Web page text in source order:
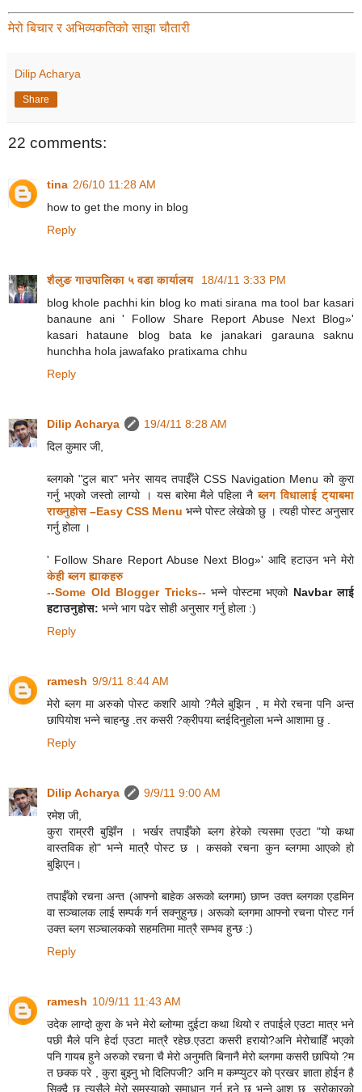
मेरो बिचार र अभिव्यकतिको साझा चौतारी
Dilip Acharya
Share
22 comments:
tina 2/6/10 11:28 AM
how to get the mony in blog
Reply
शैलुङ गाउपालिका ५ वडा कार्यालय
18/4/11 3:33 PM
blog khole pachhi kin blog ko mati sirana ma tool bar kasari
banaune ani ' Follow Share Report Abuse Next Blog»'
kasari hataune blog bata ke janakari garauna saknu
hunchha hola jawafako pratixama chhu
Reply
Dilip Acharya
19/4/11 8:28 AM
दिल कुमार जी,
ब्लगको "टुल बार" भनेर सायद तपाईँले CSS Navigation Menu को कुरा
गर्नु भएको जस्तो लाग्यो । यस बारेमा मैले पहिला नैब्लग विधालाई ट्याबमा
राख्‍नुहोस –Easy CSS Menu भन्ने पोस्ट लेखेको छु । त्यही पोस्ट अनुसार
गर्नु होला ।
' Follow Share Report Abuse Next Blog»' आदि हटाउन भने मेरो
केही ब्लग ह्याकहरु
--Some Old Blogger Tricks-- भन्ने पोस्टमा भएको Navbar लाई
हटाउनुहोस: भन्ने भाग पढेर सोही अनुसार गर्नु होला :)
Reply
ramesh 9/9/11 8:44 AM
मेरो ब्लग मा अरुको पोस्ट कशरि आयो ?मैले बुझिन , म मेरो रचना पनि अन्त
छापियोश भन्ने चाहन्छु .तर कसरी ?क्रीपया ब्तईदिनुहोला भन्ने आशामा छु .
Reply
Dilip Acharya
9/9/11 9:00 AM
रमेश जी,
कुरा राम्ररी बुझिँन । भर्खर तपाईँको ब्लग हेरेको त्यसमा एउटा "यो कथा
वास्तविक हो" भन्ने मात्रै पोस्ट छ । कसको रचना कुन ब्लगमा आएको हो
बुझिएन।
तपाईँको रचना अन्त (आफ्नो बाहेक अरूको ब्लगमा) छाप्न उक्त ब्लगका एडमिन
वा सञ्चालक लाई सम्पर्क गर्न सक्नुहुन्छ। अरूको ब्लगमा आफ्नो रचना पोस्ट गर्न
उक्त ब्लग सञ्चालकको सहमतिमा मात्रै सम्भव हुन्छ :)
Reply
ramesh 10/9/11 11:43 AM
उदेक लाग्दो कुरा के भने मेरो ब्लोग्मा दुईटा कथा थियो र तपाईले एउटा मात्र भने
पछी मैले पनि हेर्दा एउटा मात्रै रहेछ.एउटा कसरी हरायो?अनि मेरोचाहिँ भएको
पनि गायब हुने अरुको रचना चै मेरो अनुमति बिनानै मेरो ब्लगमा कसरी छापियो ?म
त छक्क परे , कुरा बुझ्नु भो दिलिपजी? अनि म कम्प्युटर को प्रखर ज्ञाता होईन है
सिक्दै छु त्यसैले मेरो समस्याको समाधान गर्नु हुने छ भन्ने आश छ .सरोकारको